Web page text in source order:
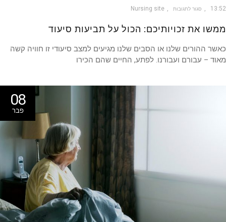
סגור לתגובות Nursing site
את זכויותיכם: הכול על תביעות סיעוד
ההורים שלנו או הסבים שלנו מגיעים למצב סיעודי זו חוויה קשה
– עבורם ועבורנו. לפתע, החיים שהם הכירו
08
פבר